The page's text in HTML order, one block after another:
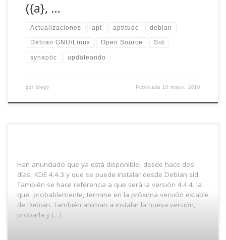
({a}, …
Actualizaciones apt aptitude debian
Debian GNU/Linux Open Source Sid
synaptic updateando
por diego Publicada 10 mayo, 2010
Han anunciado que ya está disponible, desde hace dos
días, KDE 4.4.3 y que se puede instalar desde Debian sid.
También se hace referencia a que será la versión 4.4.4. la
que, probablemente, termine en la próxima versión estable
de Debian. También animan a instalar la nueva versión,
probarla y […]